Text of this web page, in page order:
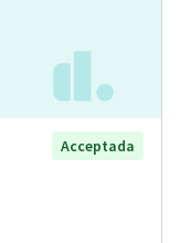
Acceptada